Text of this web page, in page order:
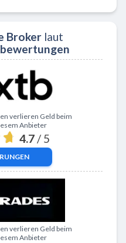
Brokerlaut
verlieren Geld beim
Anbieter
4.7 / 5
verlieren Geld beim
Anbieter